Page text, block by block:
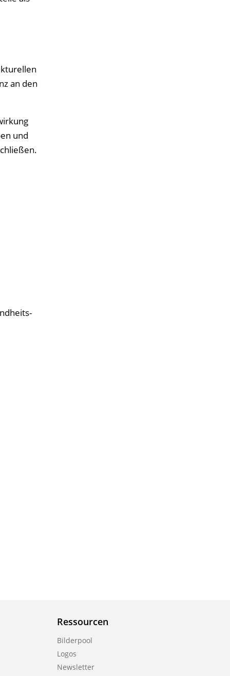
an den
und
Ressourcen
Bilderpool
Logos
Newsletter